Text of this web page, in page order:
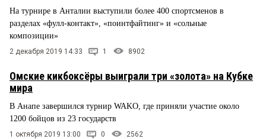
На турнире в Анталии выступили более 400 спортсменов в
разделах «фулл-контакт», «поинтфайтинг» и «сольные
композиции»
2 декабря 2019 14:33 1 8902
Омские кикбоксёры выиграли три «золота» на Кубке
мира
В Анапе завершился турнир WAKO, где приняли участие около
1200 бойцов из 23 государств
1 октября 2019 13:00 0 2562